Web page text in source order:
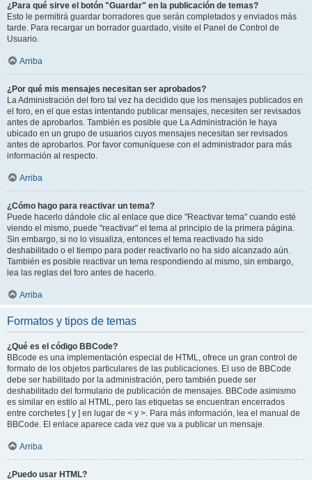
¿Para qué sirve el botón "Guardar" en la publicación de temas?
Esto le permitirá guardar borradores que serán completados y enviados más
tarde. Para recargar un borrador guardado, visite el Panel de Control de
Usuario.
Arriba
¿Por qué mis mensajes necesitan ser aprobados?
La Administración del foro tal vez ha decidido que los mensajes publicados en
el foro, en el que estas intentando publicar mensajes, necesiten ser revisados
antes de aprobarlos. También es posible que La Administración le haya
ubicado en un grupo de usuarios cuyos mensajes necesitan ser revisados
antes de aprobarlos. Por favor comuníquese con el administrador para más
información al respecto.
Arriba
¿Cómo hago para reactivar un tema?
Puede hacerlo dándole clic al enlace que dice "Reactivar tema" cuando esté
viendo el mismo, puede "reactivar" el tema al principio de la primera página.
Sin embargo, si no lo visualiza, entonces el tema reactivado ha sido
deshabilitado o el tiempo para poder reactivarlo no ha sido alcanzado aún.
También es posible reactivar un tema respondiendo al mismo, sin embargo,
lea las reglas del foro antes de hacerlo.
Arriba
Formatos y tipos de temas
¿Qué es el código BBCode?
BBcode es una implementación especial de HTML, ofrece un gran control de
formato de los objetos particulares de las publicaciones. El uso de BBCode
debe ser habilitado por la administración, pero también puede ser
deshabilitado del formulario de publicación de mensajes. BBCode asimismo
es similar en estilo al HTML, pero las etiquetas se encuentran encerrados
entre corchetes [ y ] en lugar de < y >. Para más información, lea el manual de
BBCode. El enlace aparece cada vez que va a publicar un mensaje.
Arriba
¿Puedo usar HTML?